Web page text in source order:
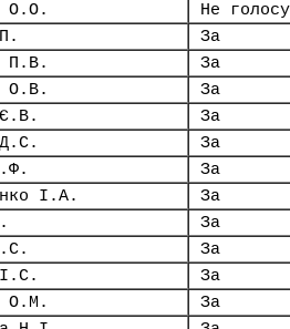
О.О.
Не
За
П.В.
За
О.В.
За
За
За
За
І.А.
За
За
За
За
О.М.
За